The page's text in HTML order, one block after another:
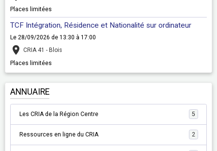
Places limitées
TCF Intégration, Résidence et Nationalité sur ordinateur
Le 28/09/2026 de 13:30 à 17:00
CRIA 41 - Blois
Places limitées
ANNUAIRE
Les CRIA de la Région Centre 5
Ressources en ligne du CRIA 2